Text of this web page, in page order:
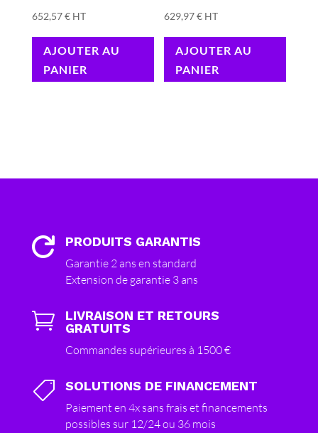
652,57€ HT
AJOUTER AU
PANIER
629,97€ HT
AJOUTER AU
PANIER
 PRODUITS GARANTIS
Garantie 2 ans en standard
Extension de garantie 3 ans

LIVRAISON ET RETOURS
GRATUITS
Commandes supérieures à 1500 €
 SOLUTIONS DE FINANCEMENT
Paiement en 4x sans frais et financements
possibles sur 12/24 ou 36 mois